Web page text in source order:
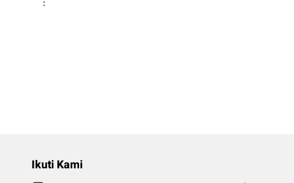
Ikuti Kami